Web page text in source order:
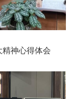
神心得体会